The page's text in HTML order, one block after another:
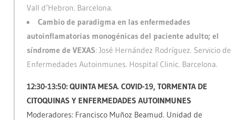
Vall d’Hebron. Barcelona.
Cambio de paradigma en las enfermedades
autoinflamatorias monogénicas del paciente adulto; el
síndrome de VEXAS: José Hernández Rodríguez. Servicio de
Enfermedades Autoinmunes. Hospital Clinic. Barcelona.
12:30-13:50: QUINTA MESA. COVID-19, TORMENTA DE
CITOQUINAS Y ENFERMEDADES AUTOINMUNES
Moderadores: Francisco Muñoz Beamud. Unidad de